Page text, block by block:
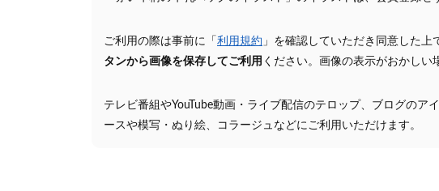
ご利用の際は事前に「 利用規約 」を確認していただき同意した上
タンから画像を保存してご利用 ください。画像の表示がおかしい
テレビ番組やYouTube動画・ライブ配信のテロップ、ブログのア
ースや模写・ぬり絵、コラージュなどにご利用いただけます。